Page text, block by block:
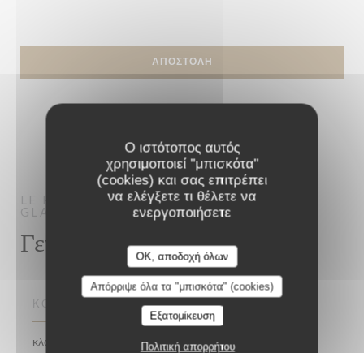
Ο ιστότοπος αυτός
χρησιμοποιεί "μπισκότα"
(cookies) και σας επιτρέπει
να ελέγξετε τι θέλετε να
ενεργοποιήσετε
OK, αποδοχή όλων
Απόρριψε όλα τα "μπισκότα" (cookies)
Εξατομίκευση
Πολιτική απορρήτου
LE PROCOPERESTAURANT – CAFÉ –
GLACIER
PARIS
Γενικές πληροφορίες
ΚΟΥΖΊΝΑ
κλασική και αστική αποκατάσταση, Cuisine Française ,